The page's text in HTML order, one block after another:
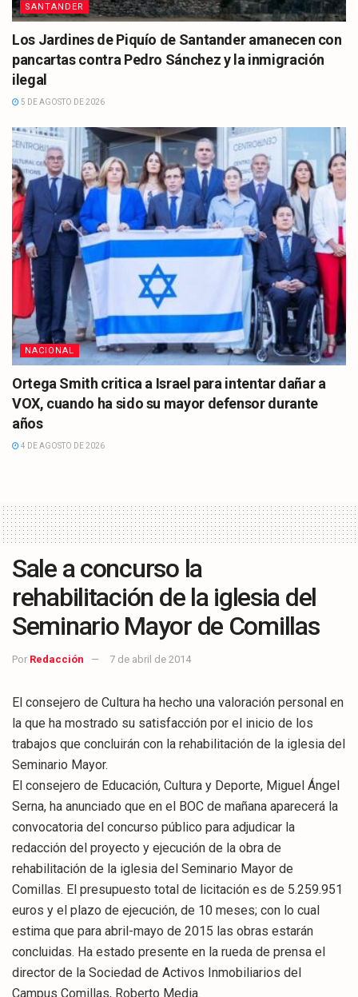
SANTANDER
Los Jardines de Piquío de Santander amanecen con
pancartas contra Pedro Sánchez y la inmigración
ilegal
5 DE AGOSTO DE 2026
NACIONAL
Ortega Smith critica a Israel para intentar dañar a
VOX, cuando ha sido su mayor defensor durante
años
4 DE AGOSTO DE 2026
Sale a concurso la
rehabilitación de la iglesia del
Seminario Mayor de Comillas
Por Redacción 7 de abril de 2014
El consejero de Cultura ha hecho una valoración personal en
la que ha mostrado su satisfacción por el inicio de los
trabajos que concluirán con la rehabilitación de la iglesia del
Seminario Mayor.
El consejero de Educación, Cultura y Deporte, Miguel Ángel
Serna, ha anunciado que en el BOC de mañana aparecerá la
convocatoria del concurso público para adjudicar la
redacción del proyecto y ejecución de la obra de
rehabilitación de la iglesia del Seminario Mayor de
Comillas. El presupuesto total de licitación es de 5.259.951
euros y el plazo de ejecución, de 10 meses; con lo cual
estima que para abril-mayo de 2015 las obras estarán
concluidas. Ha estado presente en la rueda de prensa el
director de la Sociedad de Activos Inmobiliarios del
Campus Comillas, Roberto Media.